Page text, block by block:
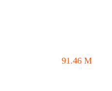
91.46 M